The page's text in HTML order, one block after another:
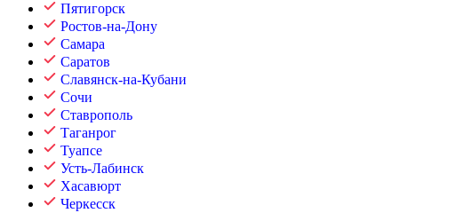
Пятигорск
Ростов-на-Дону
Самара
Саратов
Славянск-на-Кубани
Сочи
Ставрополь
Таганрог
Туапсе
Усть-Лабинск
Хасавюрт
Черкесск